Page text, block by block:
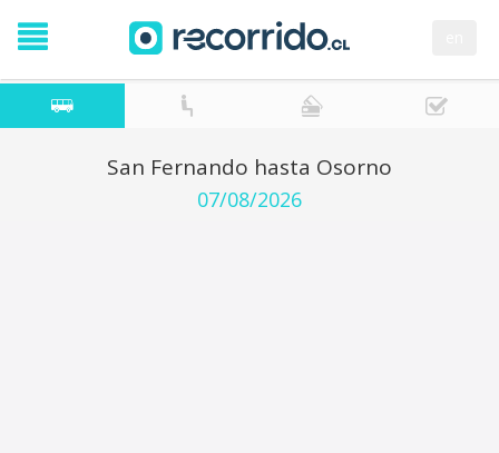
San Fernando hasta Osorno
07/08/2026